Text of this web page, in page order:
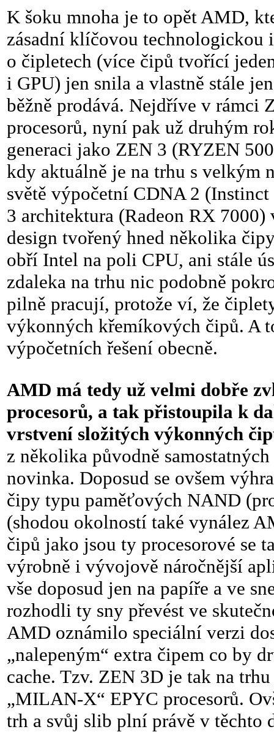
K šoku mnoha je to opět AMD,
zásadní klíčovou
o čipletech (více čipů tvořící
i GPU) jen snila a vlastně stále
běžně prodává. Nejdříve v rámci
procesorů, nyní pak už druhým
generaci jako ZEN 3 (RYZEN
kdy aktuálně je na trhu s velkým
světě výpočetní CDNA 2
3 architektura (Radeon RX
design tvořený hned několika
obří Intel na poli CPU, ani stále
zdaleka na trhu nic podobně
pilně pracují, protože ví, že
výkonných křemíkových čipů. A
výpočetních řešení obecně.
AMD má tedy už velmi dobře
procesorů, a tak přistoupila k
vrstvení složitých výkonných
z několika původně
novinka. Doposud se ovšem
čipy typu paměťových NAND
(shodou okolností také vynález
čipů jako jsou ty procesorové se
výrobně i vývojově náročnější
vše doposud jen na papíře a ve
rozhodli ty sny převést ve
AMD oznámilo speciální verzi
„nalepeným“ extra čipem co by
cache. Tzv. ZEN 3D je tak na
„MILAN-X“ EPYC procesorů.
trh a svůj slib plní právě v těchto